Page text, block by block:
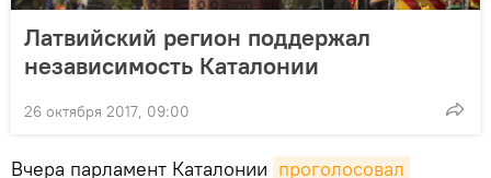
Латвийский регион поддержал
независимость Каталонии
26 октября 2017, 09:00
Вчера парламент Каталонии проголосовал